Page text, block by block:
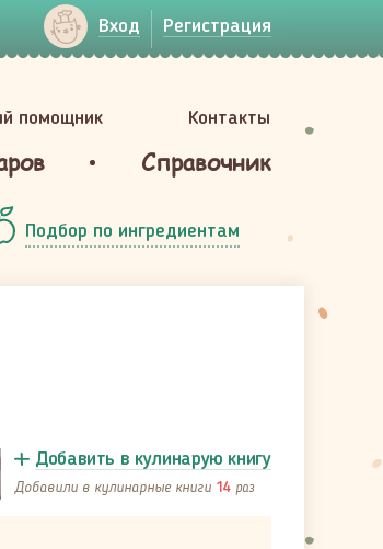
Вход Регистрация
помощник Контакты
Справочник
Подбор по ингредиентам
Добавить в кулинарую книгу
Добавили в кулинарные книги 14 раз